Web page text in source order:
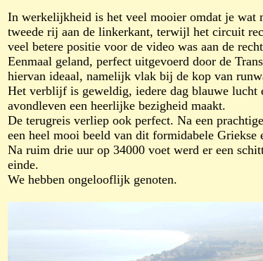
In werkelijkheid is het veel mooier omdat je wat
tweede rij aan de linkerkant, terwijl het circuit
veel betere positie voor de video was aan de
Eenmaal geland, perfect uitgevoerd door de
hiervan ideaal, namelijk vlak bij de kop van
Het verblijf is geweldig, iedere dag blauwe
avondleven een heerlijke bezigheid maakt.
De terugreis verliep ook perfect. Na een
een heel mooi beeld van dit formidabele Griekse
Na ruim drie uur op 34000 voet werd er een
einde.
We hebben ongelooflijk genoten.